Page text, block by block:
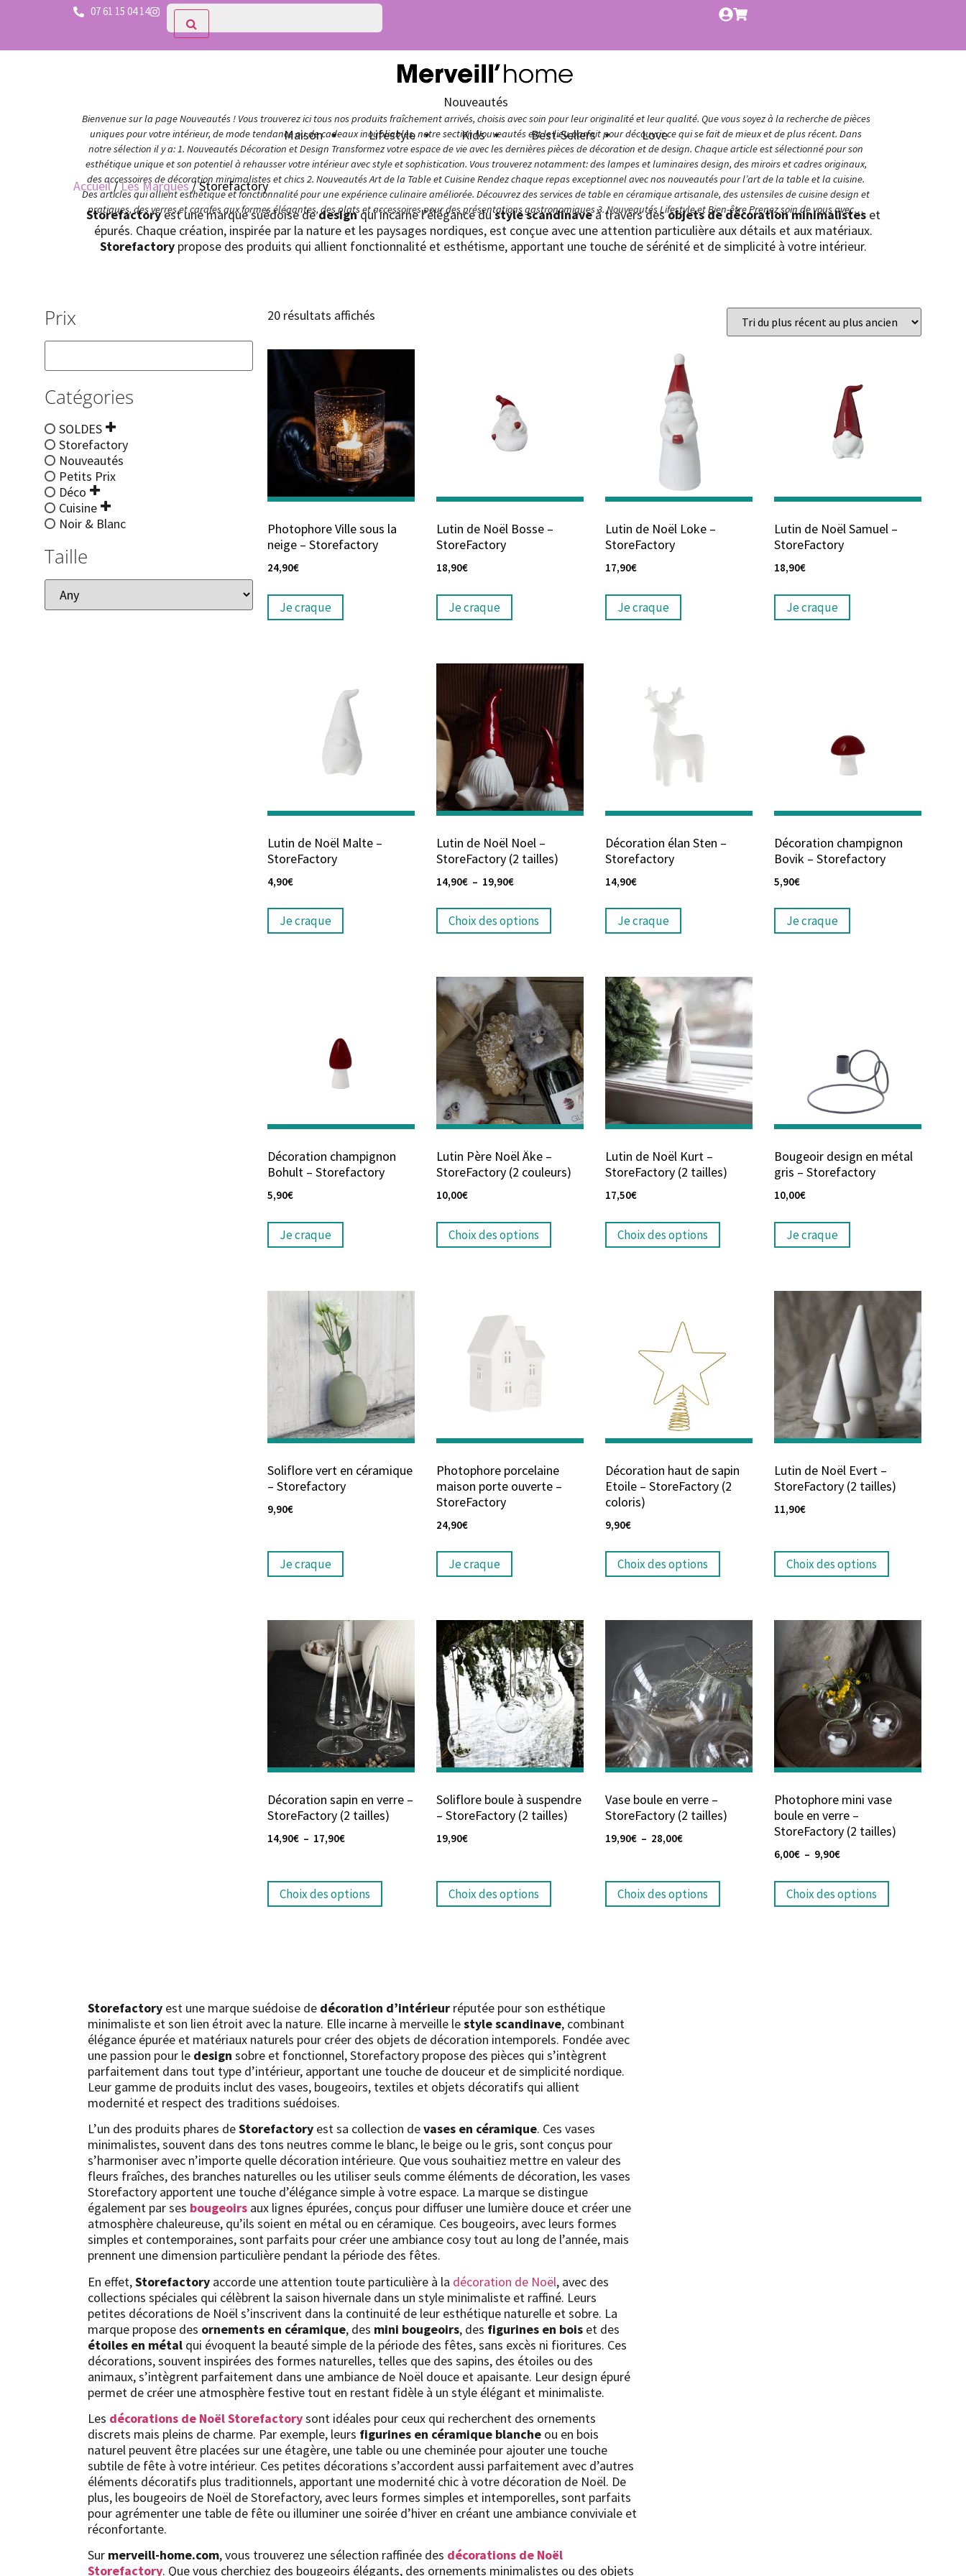
07 61 15 04 14
Nouveautés
Bienvenue sur la page Nouveautés ! Vous trouverez ici tous nos produits fraîchement arrivés, choisis avec soin pour leur originalité et leur qualité. Que vous soyez à la recherche de pièces
uniques pour votre intérieur, de mode tendance ou de cadeaux inoubliables, notre section Nouveautés est le lieu parfait pour découvrir ce qui se fait de mieux et de plus récent. Dans
notre sélection il y a: 1. Nouveautés Décoration et Design Transformez votre espace de vie avec les dernières pièces de décoration et de design. Chaque article est sélectionné pour son
esthétique unique et son potentiel à rehausser votre intérieur avec style et sophistication. Vous trouverez notamment: des lampes et luminaires design, des miroirs et cadres originaux,
des accessoires de décoration minimalistes et chics 2. Nouveautés Art de la Table et Cuisine Rendez chaque repas exceptionnel avec nos nouveautés pour l’art de la table et la cuisine.
Des articles qui allient esthétique et fonctionnalité pour une expérience culinaire améliorée. Découvrez des services de table en céramique artisanale, des ustensiles de cuisine design et
pratiques, des verres et carafes aux formes élégantes, des plats et accessoires pour des présentations gastronomiques 3. Nouveautés Lifestyle et Bien-être Prenez soin de vous avec…
Maison Lifestyle Kids Best-Sellers Love
Accueil/Les Marques/ Storefactory
Storefactoryest une marque suédoise dedesignqui incarne l’élégance dustyle scandinaveà travers desobjets de décoration minimalisteset
épurés. Chaque création, inspirée par la nature et les paysages nordiques, est conçue avec une attention particulière aux détails et aux matériaux.
Storefactorypropose des produits qui allient fonctionnalité et esthétisme, apportant une touche de sérénité et de simplicité à votre intérieur.
Prix
Catégories
SOLDES
Storefactory
Nouveautés
Petits Prix
Déco
Cuisine
Noir & Blanc
Taille
20 résultats affichés
Photophore Ville sous la
neige – Storefactory
24,90€
Je craque
Lutin de Noël Bosse –
StoreFactory
18,90€
Je craque
Lutin de Noël Loke –
StoreFactory
17,90€
Je craque
Lutin de Noël Samuel –
StoreFactory
18,90€
Je craque
Lutin de Noël Malte –
StoreFactory
4,90€
Je craque
Lutin de Noël Noel –
StoreFactory (2 tailles)
14,90€ – 19,90€
Choix des options
Décoration élan Sten –
Storefactory
14,90€
Je craque
Décoration champignon
Bovik – Storefactory
5,90€
Je craque
Décoration champignon
Bohult – Storefactory
5,90€
Je craque
Lutin Père Noël Äke –
StoreFactory (2 couleurs)
10,00€
Choix des options
Lutin de Noël Kurt –
StoreFactory (2 tailles)
17,50€
Choix des options
Bougeoir design en métal
gris – Storefactory
10,00€
Je craque
Soliflore vert en céramique
– Storefactory
9,90€
Je craque
Photophore porcelaine
maison porte ouverte –
StoreFactory
24,90€
Je craque
Décoration haut de sapin
Etoile – StoreFactory (2
coloris)
9,90€
Choix des options
Lutin de Noël Evert –
StoreFactory (2 tailles)
11,90€
Choix des options
Décoration sapin en verre –
StoreFactory (2 tailles)
14,90€ – 17,90€
Choix des options
Soliflore boule à suspendre
– StoreFactory (2 tailles)
19,90€
Choix des options
Vase boule en verre –
StoreFactory (2 tailles)
19,90€ – 28,00€
Choix des options
Photophore mini vase
boule en verre –
StoreFactory (2 tailles)
6,00€ – 9,90€
Choix des options
Storefactory est une marque suédoise de décoration d’intérieur réputée pour son esthétique
minimaliste et son lien étroit avec la nature. Elle incarne à merveille lestyle scandinave, combinant
élégance épurée et matériaux naturels pour créer des objets de décoration intemporels. Fondée avec
une passion pour le design sobre et fonctionnel, Storefactory propose des pièces qui s’intègrent
parfaitement dans tout type d’intérieur, apportant une touche de douceur et de simplicité nordique.
Leur gamme de produits inclut des vases, bougeoirs, textiles et objets décoratifs qui allient
modernité et respect des traditions suédoises.
L’un des produits phares deStorefactory est sa collection devases en céramique. Ces vases
minimalistes, souvent dans des tons neutres comme le blanc, le beige ou le gris, sont conçus pour
s’harmoniser avec n’importe quelle décoration intérieure. Que vous souhaitiez mettre en valeur des
fleurs fraîches, des branches naturelles ou les utiliser seuls comme éléments de décoration, les vases
Storefactory apportent une touche d’élégance simple à votre espace. La marque se distingue
également par ses bougeoirs aux lignes épurées, conçus pour diffuser une lumière douce et créer une
atmosphère chaleureuse, qu’ils soient en métal ou en céramique. Ces bougeoirs, avec leurs formes
simples et contemporaines, sont parfaits pour créer une ambiance cosy tout au long de l’année, mais
prennent une dimension particulière pendant la période des fêtes.
En effet,Storefactory accorde une attention toute particulière à la décoration de Noël, avec des
collections spéciales qui célèbrent la saison hivernale dans un style minimaliste et raffiné. Leurs
petites décorations de Noël s’inscrivent dans la continuité de leur esthétique naturelle et sobre. La
marque propose des ornements en céramique, des mini bougeoirs, des figurines en bois et des
étoiles en métal qui évoquent la beauté simple de la période des fêtes, sans excès ni fioritures. Ces
décorations, souvent inspirées des formes naturelles, telles que des sapins, des étoiles ou des
animaux, s’intègrent parfaitement dans une ambiance de Noël douce et apaisante. Leur design épuré
permet de créer une atmosphère festive tout en restant fidèle à un style élégant et minimaliste.
Les décorations de Noël Storefactorysont idéales pour ceux qui recherchent des ornements
discrets mais pleins de charme. Par exemple, leurs figurines en céramique blanche ou en bois
naturel peuvent être placées sur une étagère, une table ou une cheminée pour ajouter une touche
subtile de fête à votre intérieur. Ces petites décorations s’accordent aussi parfaitement avec d’autres
éléments décoratifs plus traditionnels, apportant une modernité chic à votre décoration de Noël. De
plus, les bougeoirs de Noël de Storefactory, avec leurs formes simples et intemporelles, sont parfaits
pour agrémenter une table de fête ou illuminer une soirée d’hiver en créant une ambiance conviviale et
réconfortante.
Sur merveill-home.com, vous trouverez une sélection raffinée des décorations de Noël
Storefactory. Que vous cherchiez des bougeoirs élégants, des ornements minimalistes ou des objets